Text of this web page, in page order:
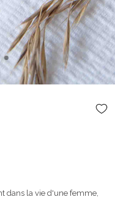
dans la vie d'une femme,